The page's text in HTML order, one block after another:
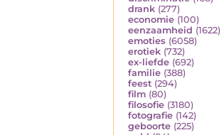
drank (277)
economie (100)
eenzaamheid (1622)
emoties (6058)
erotiek (732)
ex-liefde (692)
familie (388)
feest (294)
film (80)
filosofie (3180)
fotografie (142)
geboorte (225)